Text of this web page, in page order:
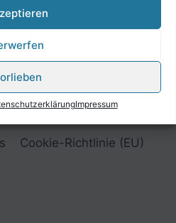
Impressum
Cookie-Richtlinie (EU)